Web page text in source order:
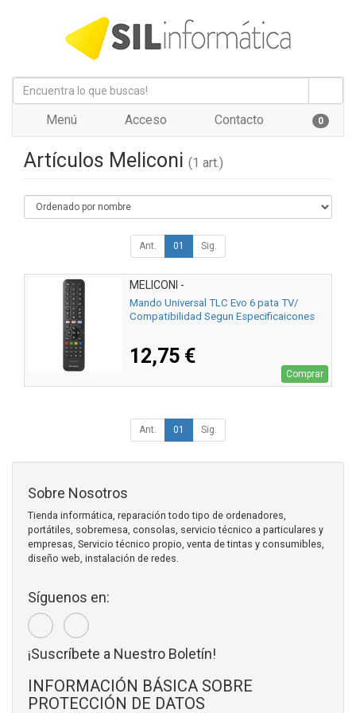
Menú Acceso Contacto 0
Artículos Meliconi (1 art.)
Ant. 01 Sig.
MELICONI -
Mando Universal TLC Evo 6 pata TV/
Compatibilidad Segun Especificaicones
12,75 €
Comprar
Ant. 01 Sig.
Sobre Nosotros
Tienda informática, reparación todo tipo de ordenadores,
portátiles, sobremesa, consolas, servicio técnico a particulares y
empresas, Servicio técnico propio, venta de tintas y consumibles,
diseño web, instalación de redes.
Síguenos en:
¡Suscríbete a Nuestro Boletín!
INFORMACIÓN BÁSICA SOBRE
PROTECCIÓN DE DATOS